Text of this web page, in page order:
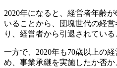
2020年になると、経営者年齢
いることから、団塊世代の経
り、経営者から引退されている
一方で、2020年も70歳以上の
め、事業承継を実施したか否